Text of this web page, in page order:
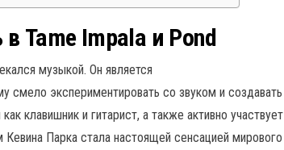
Tame Impala и Pond
музыкой. Он является
смело экспериментировать со звуком и создавать
клавишник и гитарист, а также активно участвует
Кевина Парка стала настоящей сенсацией мирового